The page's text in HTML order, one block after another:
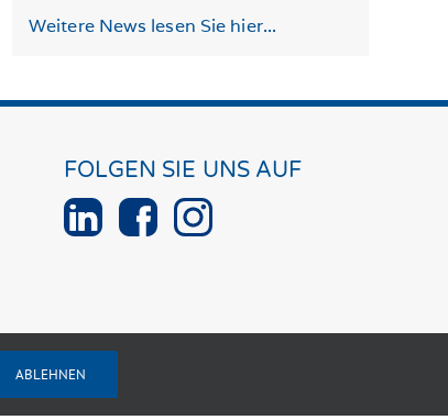
Weitere News lesen Sie hier...
FOLGEN SIE UNS AUF
ABLEHNEN